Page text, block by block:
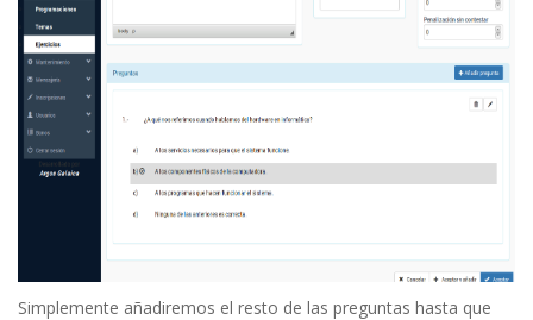
Simplemente añadiremos el resto de las preguntas hasta que